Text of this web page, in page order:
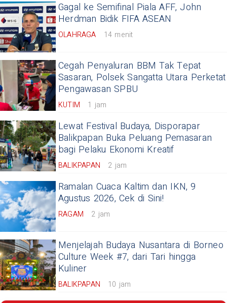
Gagal ke Semifinal Piala AFF, John
Herdman Bidik FIFA ASEAN
OLAHRAGA 14 menit
Cegah Penyaluran BBM Tak Tepat
Sasaran, Polsek Sangatta Utara Perketat
Pengawasan SPBU
KUTIM 1 jam
Lewat Festival Budaya, Disporapar
Balikpapan Buka Peluang Pemasaran
bagi Pelaku Ekonomi Kreatif
BALIKPAPAN 2 jam
Ramalan Cuaca Kaltim dan IKN, 9
Agustus 2026, Cek di Sini!
RAGAM 2 jam
Menjelajah Budaya Nusantara di Borneo
Culture Week #7, dari Tari hingga
Kuliner
BALIKPAPAN 10 jam